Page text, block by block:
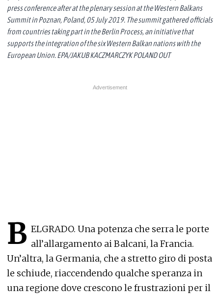
press conference after at the plenary session at the Western Balkans
Summit in Poznan, Poland, 05 July 2019. The summit gathered officials
from countries taking part in the Berlin Process, an initiative that
supports the integration of the six Western Balkan nations with the
European Union. EPA/JAKUB KACZMARCZYK POLAND OUT
B ELGRADO. Una potenza che serra le porte
all’allargamento ai Balcani, la Francia.
Un’altra, la Germania, che a stretto giro di posta
le schiude, riaccendendo qualche speranza in
una regione dove crescono le frustrazioni per il